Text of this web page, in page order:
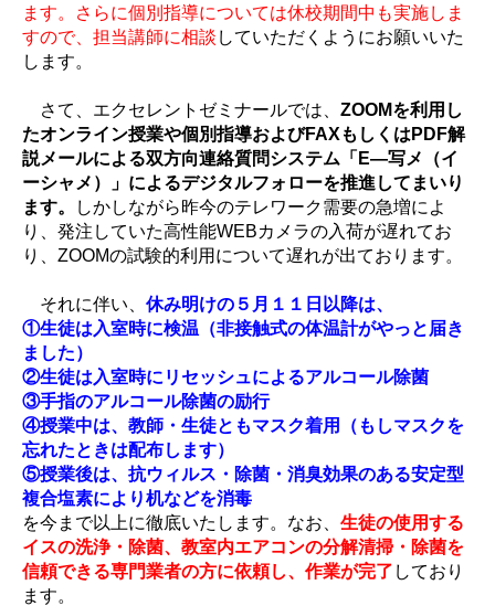
ます。さらに個別指導については休校期間中も実施しま
すので、担当講師に相談 していただくようにお願いいた
します。
さて、エクセレントゼミナールでは、 ZOOMを利用し
たオンライン授業や個別指導およびFAXもしくはPDF解
説メールによる双方向連絡質問システム「E―写メ（イ
ーシャメ）」によるデジタルフォローを推進してまいり
ます。
しかしながら昨今のテレワーク需要の急増によ
り、発注していた高性能WEBカメラの入荷が遅れてお
り、ZOOMの試験的利用について遅れが出ております。
それに伴い、 休み明けの５月１１日以降は、
①生徒は入室時に検温（非接触式の体温計がやっと届き
ました）
②生徒は入室時にリセッシュによるアルコール除菌
③手指のアルコール除菌の励行
④授業中は、教師・生徒ともマスク着用（もしマスクを
忘れたときは配布します）
⑤授業後は、抗ウィルス・除菌・消臭効果のある安定型
複合塩素により机などを消毒
を今まで以上に徹底いたします。なお、 生徒の使用する
イスの洗浄・除菌、教室内エアコンの分解清掃・除菌を
信頼できる専門業者の方に依頼し、作業が完了 しており
ます。